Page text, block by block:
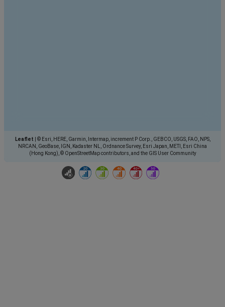
Leaflet
© Esri, HERE, Garmin, Intermap, increment P Corp., GEBCO, USGS, FAO, NPS,
NRCAN, GeoBase, IGN, Kadaster NL, Ordnance Survey, Esri Japan, METI, Esri China
(Hong Kong), © OpenStreetMap contributors, and the GIS User Community